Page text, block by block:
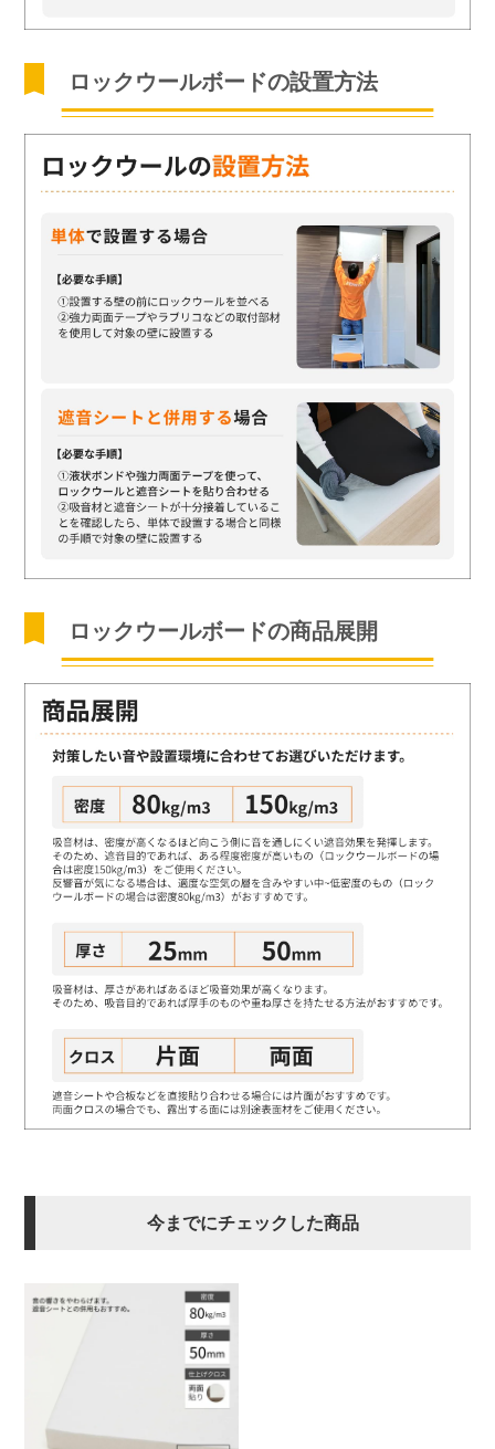
ロックウールボードの設置方法
ロックウールボードの商品展開
今までにチェックした商品